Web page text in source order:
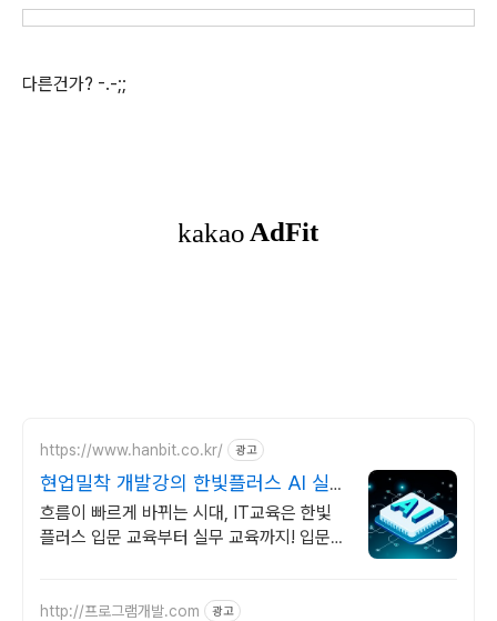
다른건가? -.-;;
https://www.hanbit.co.kr/ 광고
현업밀착 개발강의 한빛플러스 AI 실
전 학습의 정석
흐름이 빠르게 바뀌는 시대, IT교육은 한빛
플러스 입문 교육부터 실무 교육까지! 입문부
http://프로그램개발.com 광고